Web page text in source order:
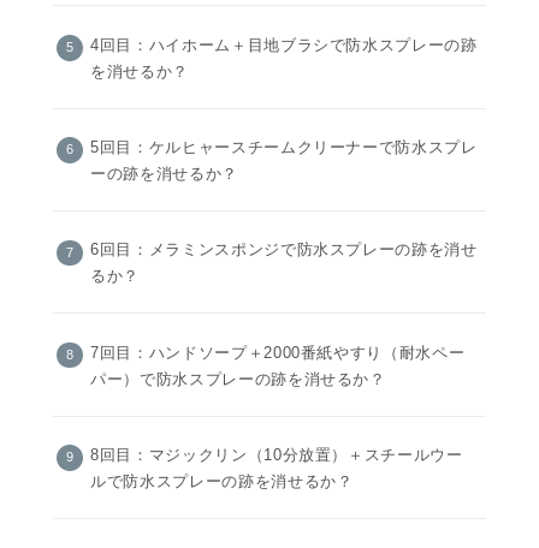
4回目：ハイホーム＋目地ブラシで防水スプレーの跡
を消せるか？
5回目：ケルヒャースチームクリーナーで防水スプレ
ーの跡を消せるか？
6回目：メラミンスポンジで防水スプレーの跡を消せ
るか？
7回目：ハンドソープ＋2000番紙やすり（耐水ペー
パー）で防水スプレーの跡を消せるか？
8回目：マジックリン（10分放置）＋スチールウー
ルで防水スプレーの跡を消せるか？